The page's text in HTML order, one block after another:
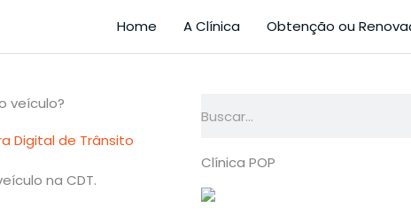
Home A Clínica Obtenção ou
veículo?
Digital de Trânsito
Clínica POP